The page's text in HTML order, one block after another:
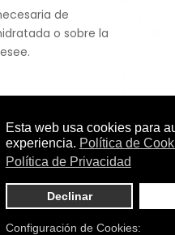
de
o sobre la